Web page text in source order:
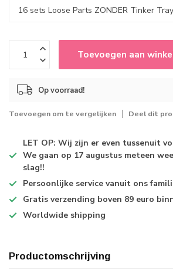
Toevoegen aan
Op voorraad!
Toevoegen om te vergelijken Deel dit
LET OP: Wij zijn er even tussenuit
We gaan op 17 augustus meteen
slag!!
Persoonlijke service vanuit ons
Gratis verzending boven 89 euro
Worldwide shipping
Productomschrijving